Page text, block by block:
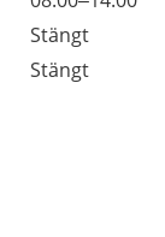
Stängt
Stängt